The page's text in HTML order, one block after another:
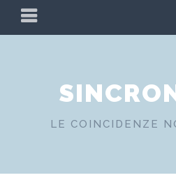
PRIMARY
MENU
LE COINCIDENZE